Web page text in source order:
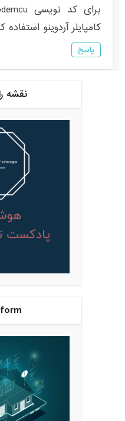
کامپایلر آردوینو استفاده
پاسخ
نقشه